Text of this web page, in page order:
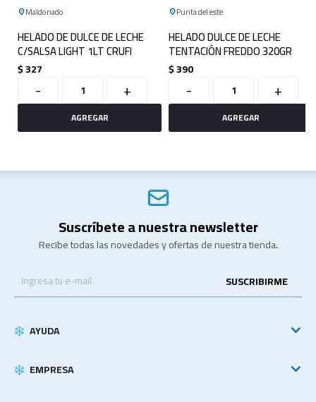
Maldonado
HELADO DE DULCE DE LECHE
C/SALSA LIGHT 1LT CRUFI
$327
- +
Punta del este
HELADO DULCE DE LECHE
TENTACIÓN FREDDO 320GR
$390
- +
Suscríbete a nuestra newsletter
Recibe todas las novedades y ofertas de nuestra tienda.
SUSCRIBIRME
AYUDA
EMPRESA